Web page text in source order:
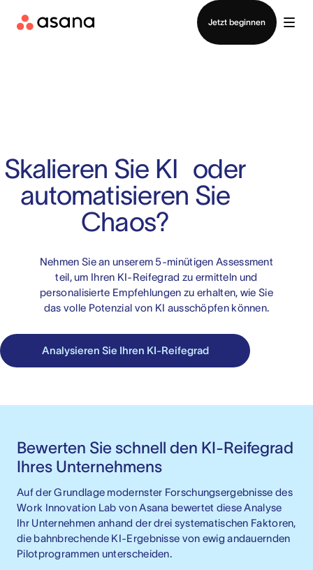
Jetzt beginnen
Vertrieb kontaktieren
Skalieren Sie KI oder
automatisieren Sie
Chaos?
Nehmen Sie an unserem 5-minütigen Assessment
teil, um Ihren KI-Reifegrad zu ermitteln und
personalisierte Empfehlungen zu erhalten, wie Sie
das volle Potenzial von KI ausschöpfen können.
Analysieren Sie Ihren KI-Reifegrad
Bewerten Sie schnell den KI-Reifegrad
Ihres Unternehmens
Auf der Grundlage modernster Forschungsergebnisse des
Work Innovation Lab von Asana bewertet diese Analyse
Ihr Unternehmen anhand der drei systematischen Faktoren,
die bahnbrechende KI-Ergebnisse von ewig andauernden
Pilotprogrammen unterscheiden.